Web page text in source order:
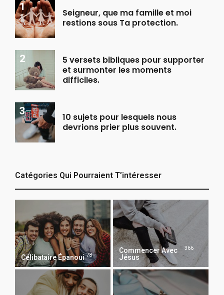
Seigneur, que ma famille et moi
restions sous Ta protection.
5 versets bibliques pour supporter
et surmonter les moments
difficiles.
10 sujets pour lesquels nous
devrions prier plus souvent.
Catégories Qui Pourraient T’intéresser
Célibataire Épanoui 78
Commencer Avec
Jésus
366